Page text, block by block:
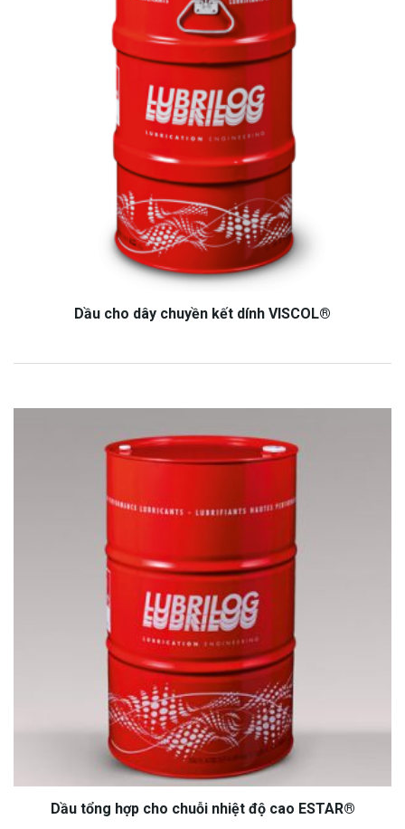
Dầu cho dây chuyền kết dính VISCOL®
Dầu tổng hợp cho chuỗi nhiệt độ cao ESTAR®